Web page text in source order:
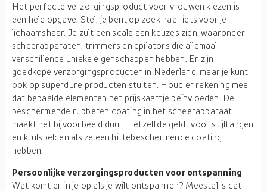
Het perfecte verzorgingsproduct voor vrouwen kiezen is
een hele opgave. Stel, je bent op zoek naar iets voor je
lichaamshaar. Je zult een scala aan keuzes zien, waaronder
scheerapparaten, trimmers en epilators die allemaal
verschillende unieke eigenschappen hebben. Er zijn
goedkope verzorgingsproducten in Nederland, maar je kunt
ook op superdure producten stuiten. Houd er rekening mee
dat bepaalde elementen het prijskaartje beïnvloeden. De
beschermende rubberen coating in het scheerapparaat
maakt het bijvoorbeeld duur. Hetzelfde geldt voor stijltangen
en krulspelden als ze een hittebeschermende coating
hebben.
Persoonlijke verzorgingsproducten voor ontspanning
Wat komt er in je op als je wilt ontspannen? Meestal is dat